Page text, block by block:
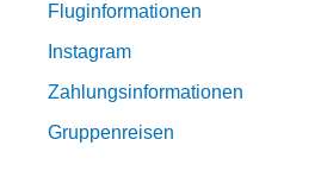
Fluginformationen
Instagram
Zahlungsinformationen
Gruppenreisen